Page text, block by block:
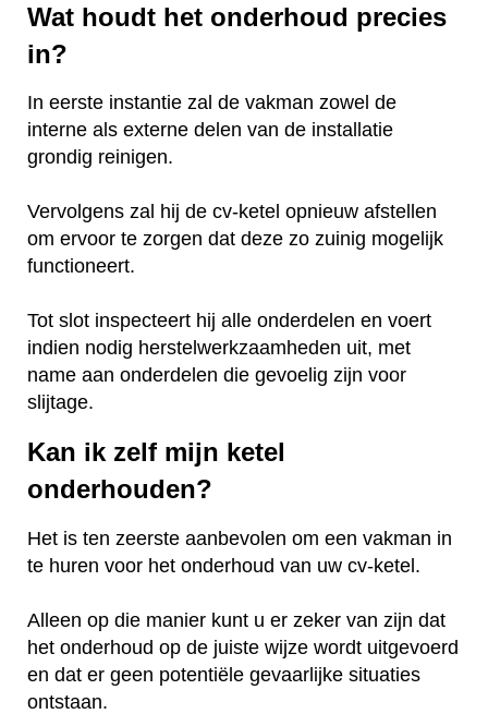
Wat houdt het onderhoud precies
in?
In eerste instantie zal de vakman zowel de
interne als externe delen van de installatie
grondig reinigen.
Vervolgens zal hij de cv-ketel opnieuw afstellen
om ervoor te zorgen dat deze zo zuinig mogelijk
functioneert.
Tot slot inspecteert hij alle onderdelen en voert
indien nodig herstelwerkzaamheden uit, met
name aan onderdelen die gevoelig zijn voor
slijtage.
Kan ik zelf mijn ketel
onderhouden?
Het is ten zeerste aanbevolen om een vakman in
te huren voor het onderhoud van uw cv-ketel.
Alleen op die manier kunt u er zeker van zijn dat
het onderhoud op de juiste wijze wordt uitgevoerd
en dat er geen potentiële gevaarlijke situaties
ontstaan.